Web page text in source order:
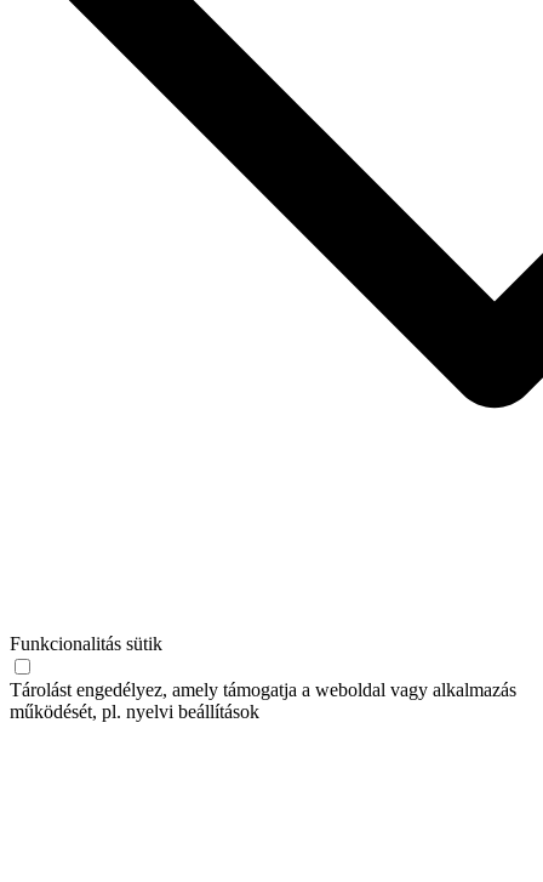
Funkcionalitás sütik
Tárolást engedélyez, amely támogatja a weboldal vagy alkalmazás
működését, pl. nyelvi beállítások